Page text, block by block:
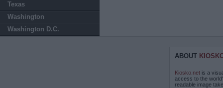
Texas
Washington
Washington D.C.
ABOUT
Kiosko.net is a
access to the
readable image